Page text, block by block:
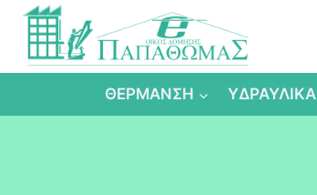
Skip
content
ΘΕΡΜΑΝΣΗ ΥΔΡΑΥΛΙΚΑ